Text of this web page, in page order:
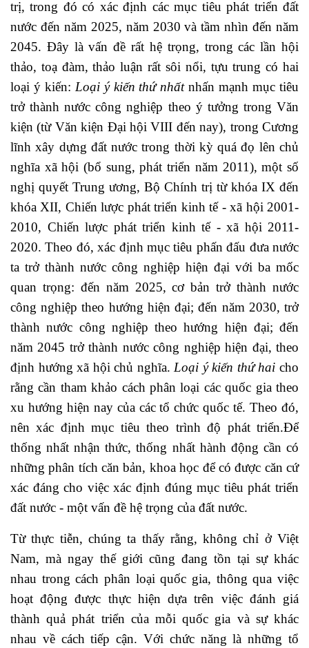
trị, trong đó có xác định các mục tiêu phát triển đất
nước đến năm 2025, năm 2030 và tầm nhìn đến năm
2045. Đây là vấn đề rất hệ trọng, trong các lần hội
thảo, toạ đàm, thảo luận rất sôi nổi, tựu trung có hai
loại ý kiến: Loại ý kiến thứ nhấtnhấn mạnh mục tiêu
trở thành nước công nghiệp theo ý tưởng trong Văn
kiện (từ Văn kiện Đại hội VIII đến nay), trong Cương
lĩnh xây dựng đất nước trong thời kỳ quá đọ lên chủ
nghĩa xã hội (bổ sung, phát triển năm 2011), một số
nghị quyết Trung ương, Bộ Chính trị từ khóa IX đến
khóa XII, Chiến lược phát triển kinh tế - xã hội 2001-
2010, Chiến lược phát triển kinh tế - xã hội 2011-
2020. Theo đó, xác định mục tiêu phấn đấu đưa nước
ta trở thành nước công nghiệp hiện đại với ba mốc
quan trọng: đến năm 2025, cơ bản trở thành nước
công nghiệp theo hướng hiện đại; đến năm 2030, trở
thành nước công nghiệp theo hướng hiện đại; đến
năm 2045 trở thành nước công nghiệp hiện đại, theo
định hướng xã hội chủ nghĩa. Loại ý kiến thứ haicho
rằng cần tham khảo cách phân loại các quốc gia theo
xu hướng hiện nay của các tổ chức quốc tế. Theo đó,
nên xác định mục tiêu theo trình độ phát triển.Để
thống nhất nhận thức, thống nhất hành động cần có
những phân tích căn bản, khoa học để có được căn cứ
xác đáng cho việc xác định đúng mục tiêu phát triển
đất nước - một vấn đề hệ trọng của đất nước.
Từ thực tiễn, chúng ta thấy rằng, không chỉ ở Việt
Nam, mà ngay thế giới cũng đang tồn tại sự khác
nhau trong cách phân loại quốc gia, thông qua việc
hoạt động được thực hiện dựa trên việc đánh giá
thành quả phát triển của mỗi quốc gia và sự khác
nhau về cách tiếp cận. Với chức năng là những tổ